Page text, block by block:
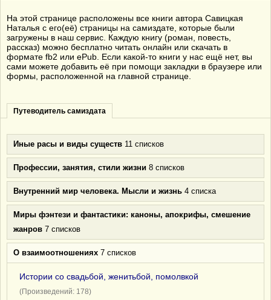
На этой странице расположены все книги автора Савицкая
Наталья с его(её) страницы на самиздате, которые были
загружены в наш сервис. Каждую книгу (роман, повесть,
рассказ) можно бесплатно читать онлайн или скачать в
формате fb2 или ePub. Если какой-то книги у нас ещё нет, вы
сами можете добавить её при помощи закладки в браузере или
формы, расположенной на главной странице.
Путеводитель самиздата
Иные расы и виды существ 11 списков
Профессии, занятия, стили жизни 8 списков
Внутренний мир человека. Мысли и жизнь 4 списка
Миры фэнтези и фантастики: каноны, апокрифы, смешение
жанров 7 списков
О взаимоотношениях 7 списков
Истории со свадьбой, женитьбой, помолвкой
(Произведений: 178)